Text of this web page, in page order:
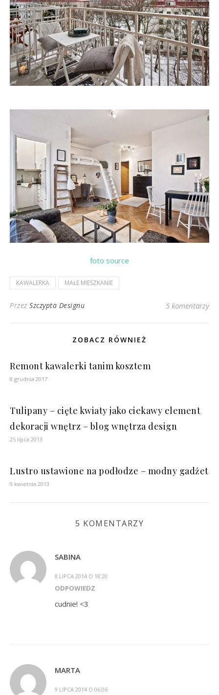
foto source
KAWALERKA MAŁE MIESZKANIE
Przez Szczypta Designu 5 komentarzy
ZOBACZ RÓWNIEŻ
Remont kawalerki tanim kosztem
8 grudnia 2017
Tulipany – cięte kwiaty jako ciekawy element
dekoracji wnętrz – blog wnętrza design
25 lipca 2013
Lustro ustawione na podłodze – modny gadżet
9 kwietnia 2013
5 KOMENTARZY
SABINA
8 LIPCA 2014 O 18:20
ODPOWIEDZ
cudnie! <3
MARTA
9 LIPCA 2014 O 06:06